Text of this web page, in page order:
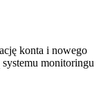
konta i nowego
systemu monitoringu